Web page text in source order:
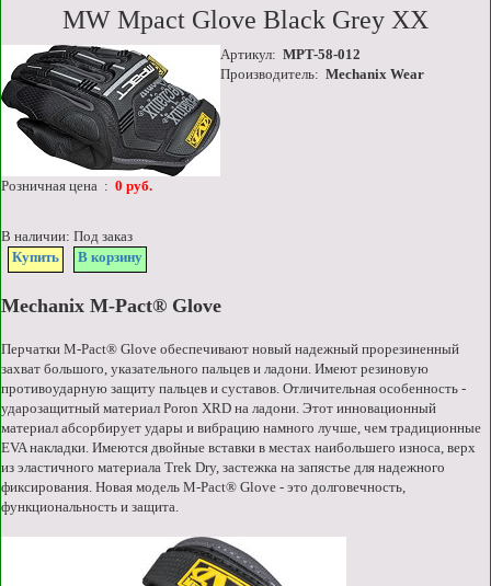
MW Mpact Glove Black Grey XX
Артикул: MPT-58-012
Производитель: Mechanix Wear
Розничная цена : 0 руб.
В наличии: Под заказ
Купить
В корзину
Mechanix M-Pact® Glove
Перчатки M-Pact® Glove обеспечивают новый надежный прорезиненный
захват большого, указательного пальцев и ладони. Имеют резиновую
противоударную защиту пальцев и суставов. Отличительная особенность -
ударозащитный материал Poron XRD на ладони. Этот инновационный
материал абсорбирует удары и вибрацию намного лучше, чем традиционные
EVA накладки. Имеются двойные вставки в местах наибольшего износа, верх
из эластичного материала Trek Dry, застежка на запястье для надежного
фиксирования. Новая модель M-Pact® Glove - это долговечность,
функциональность и защита.